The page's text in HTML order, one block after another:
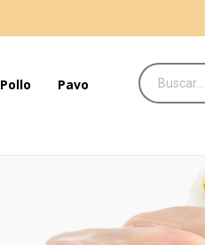
Pollo
Pavo